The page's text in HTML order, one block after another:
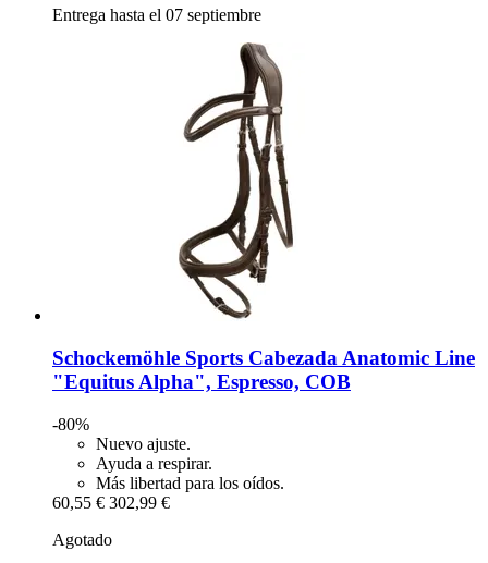
Entrega hasta el 07 septiembre
Schockemöhle Sports Cabezada Anatomic Line
"Equitus Alpha", Espresso, COB
-80%
Nuevo ajuste.
Ayuda a respirar.
Más libertad para los oídos.
60,55 € 302,99 €
Agotado